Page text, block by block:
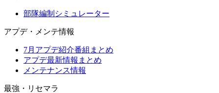
部隊編制シミュレーター
アプデ・メンテ情報
7月アプデ紹介番組まとめ
アプデ最新情報まとめ
メンテナンス情報
最強・リセマラ